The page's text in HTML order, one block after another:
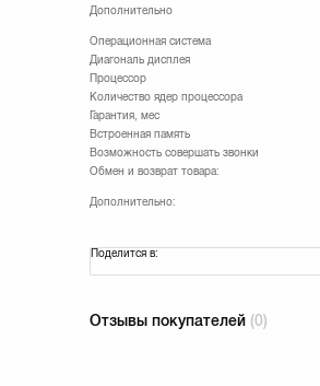
Дополнительно
Операционная система
Диагональ дисплея
Процессор
Количество ядер процессора
Гарантия, мес
Встроенная память
Возможность совершать звонки
Обмен и возврат товара:
Дополнительно:
Поделится в:
Отзывы покупателей (0)